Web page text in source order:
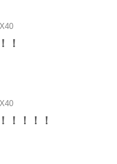
！
！！！！